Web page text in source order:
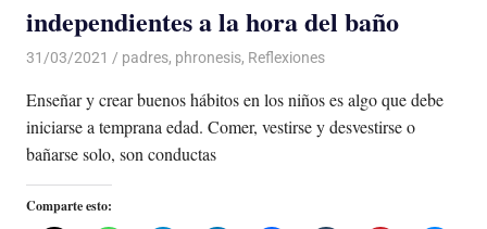
independientes a la hora del baño
31/03/2021 De todo un Poco
padres, phronesis, Reflexiones
Enseñar y crear buenos hábitos en los niños es algo que debe
iniciarse a temprana edad. Comer, vestirse y desvestirse o
bañarse solo, son conductas
Comparte esto: